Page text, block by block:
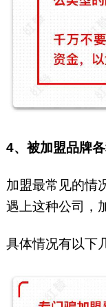
4、被加盟品牌
加盟最常见的情
遇上这种公司，
具体情况有以下